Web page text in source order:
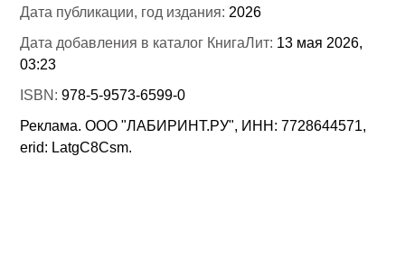
Дата публикации, год издания: 2026
Дата добавления в каталог КнигаЛит: 13 мая 2026,
03:23
ISBN:978-5-9573-6599-0
Реклама. ООО "ЛАБИРИНТ.РУ", ИНН: 7728644571,
erid: LatgC8Csm.